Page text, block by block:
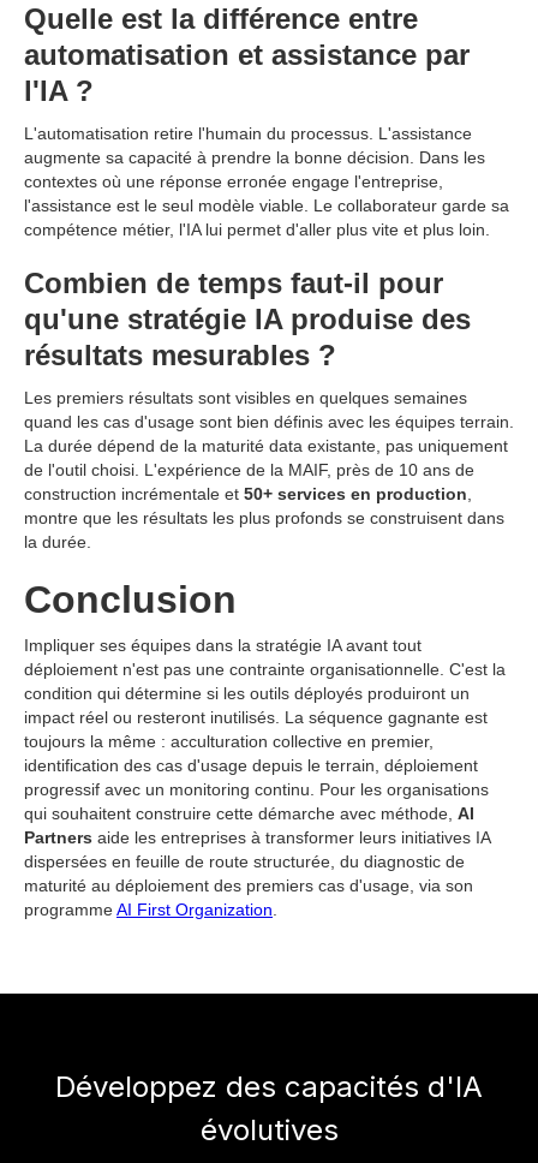
Quelle est la différence entre
automatisation et assistance par
l'IA ?
L'automatisation retire l'humain du processus. L'assistance
augmente sa capacité à prendre la bonne décision. Dans les
contextes où une réponse erronée engage l'entreprise,
l'assistance est le seul modèle viable. Le collaborateur garde sa
compétence métier, l'IA lui permet d'aller plus vite et plus loin.
Combien de temps faut-il pour
qu'une stratégie IA produise des
résultats mesurables ?
Les premiers résultats sont visibles en quelques semaines
quand les cas d'usage sont bien définis avec les équipes terrain.
La durée dépend de la maturité data existante, pas uniquement
de l'outil choisi. L'expérience de la MAIF, près de 10 ans de
construction incrémentale et 50+ services en production
montre que les résultats les plus profonds se construisent dans
la durée.
Conclusion
Impliquer ses équipes dans la stratégie IA avant tout
déploiement n'est pas une contrainte organisationnelle. C'est la
condition qui détermine si les outils déployés produiront un
impact réel ou resteront inutilisés. La séquence gagnante est
toujours la même : acculturation collective en premier,
identification des cas d'usage depuis le terrain, déploiement
progressif avec un monitoring continu. Pour les organisations
qui souhaitent construire cette démarche avec méthode, AI
Partners aide les entreprises à transformer leurs initiatives IA
dispersées en feuille de route structurée, du diagnostic de
maturité au déploiement des premiers cas d'usage, via son
programmeAI First Organization
Développez des capacités d'IA
évolutives